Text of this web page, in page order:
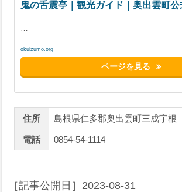
鬼の舌震亭｜観光ガイド｜奥出雲町
…
okuizumo.org
ページを見る
住所 島根県仁多郡奥出雲町三成宇根
電話 0854-54-1114
［記事公開日］ 2023-08-31